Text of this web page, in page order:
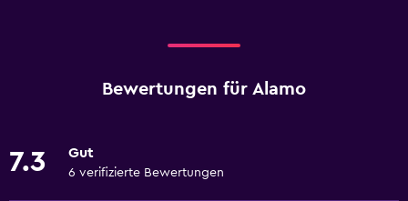
Bewertungen für Alamo
7.3 Gut
6 verifizierte Bewertungen